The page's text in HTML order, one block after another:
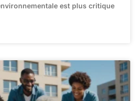
est plus critique